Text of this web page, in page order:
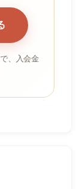
、入会金